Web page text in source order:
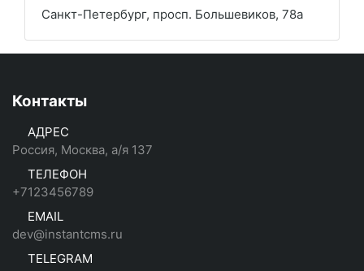
Санкт-Петербург, просп. Большевиков, 78а
Контакты
АДРЕС
Россия, Москва, а/я 137
ТЕЛЕФОН
+7123456789
EMAIL
dev@instantcms.ru
TELEGRAM